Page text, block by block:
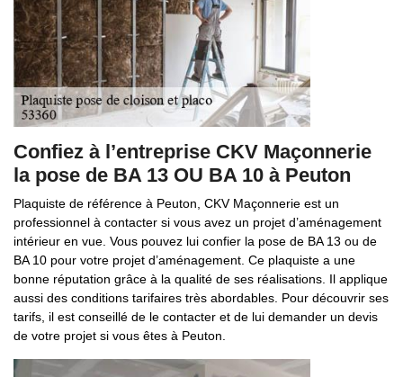
Confiez à l’entreprise CKV Maçonnerie
la pose de BA 13 OU BA 10 à Peuton
Plaquiste de référence à Peuton, CKV Maçonnerie est un
professionnel à contacter si vous avez un projet d’aménagement
intérieur en vue. Vous pouvez lui confier la pose de BA 13 ou de
BA 10 pour votre projet d’aménagement. Ce plaquiste a une
bonne réputation grâce à la qualité de ses réalisations. Il applique
aussi des conditions tarifaires très abordables. Pour découvrir ses
tarifs, il est conseillé de le contacter et de lui demander un devis
de votre projet si vous êtes à Peuton.